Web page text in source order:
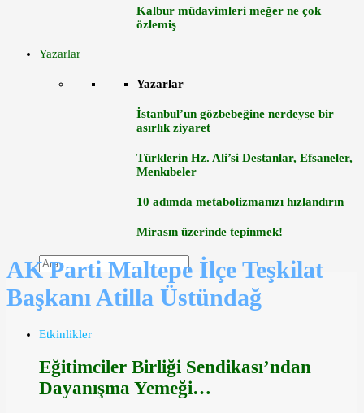
Kalbur müdavimleri meğer ne çok
özlemiş
Yazarlar
Yazarlar
İstanbul’un gözbebeğine nerdeyse bir
asırlık ziyaret
Türklerin Hz. Ali’si Destanlar, Efsaneler,
Menkıbeler
10 adımda metabolizmanızı hızlandırın
Mirasın üzerinde tepinmek!
AK Parti Maltepe İlçe Teşkilat
Başkanı Atilla Üstündağ
Etkinlikler
Eğitimciler Birliği Sendikası’ndan
Dayanışma Yemeği…